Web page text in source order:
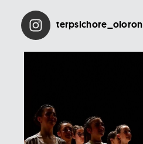
terpsichore_oloron